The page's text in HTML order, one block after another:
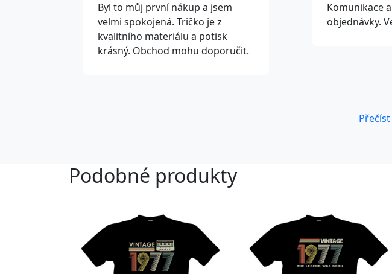
Byl to můj první nákup a jsem
velmi spokojená. Tričko je z
kvalitního materiálu a potisk
krásný. Obchod mohu doporučit.
Komunikace
objednávky.
Podobné produkty